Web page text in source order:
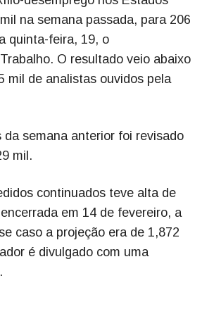
na semana passada, para 206
quinta-feira, 19, o
O resultado veio abaixo
mil de analistas ouvidos pela
da semana anterior foi revisado
mil.
continuados teve alta de
em 14 de fevereiro, a
caso a projeção era de 1,872
é divulgado com uma